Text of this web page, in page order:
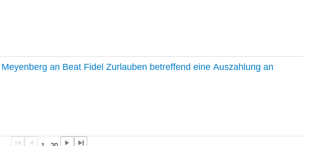
an Beat Fidel Zurlauben betreffend eine Auszahlung an